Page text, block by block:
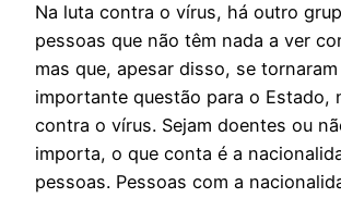
Na luta contra o vírus, há outro
pessoas que não têm nada a ver
mas que, apesar disso, se tornaram
importante questão para o Estado,
contra o vírus. Sejam doentes ou
importa, o que conta é a
pessoas. Pessoas com a